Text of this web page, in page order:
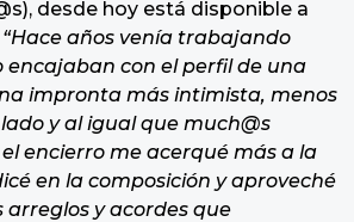
desde hoy está disponible a
“Hace años venía trabajando
encajaban con el perfil de una
impronta más intimista, menos
y al igual que much@s
encierro me acerqué más a la
en la composición y aproveché
y acordes que